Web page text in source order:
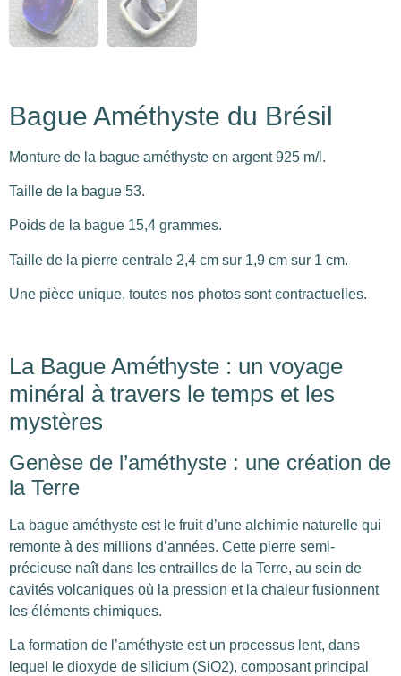
Bague Améthyste du Brésil
Monture de la bague améthyste en argent 925 m/l.
Taille de la bague 53.
Poids de la bague 15,4 grammes.
Taille de la pierre centrale 2,4 cm sur 1,9 cm sur 1 cm.
Une pièce unique, toutes nos photos sont contractuelles.
La Bague Améthyste : un voyage
minéral à travers le temps et les
mystères
Genèse de l’améthyste : une création de
la Terre
La bague améthyste est le fruit d’une alchimie naturelle qui
remonte à des millions d’années. Cette pierre semi-
précieuse naît dans les entrailles de la Terre, au sein de
cavités volcaniques où la pression et la chaleur fusionnent
les éléments chimiques.
La formation de l’améthyste est un processus lent, dans
lequel le dioxyde de silicium (SiO2), composant principal